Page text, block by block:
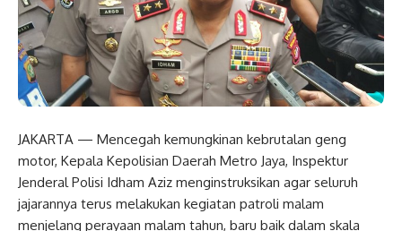
JAKARTA — Mencegah kemungkinan kebrutalan geng
motor, Kepala Kepolisian Daerah Metro Jaya, Inspektur
Jenderal Polisi Idham Aziz menginstruksikan agar seluruh
jajarannya terus melakukan kegiatan patroli malam
menjelang perayaan malam tahun, baru baik dalam skala